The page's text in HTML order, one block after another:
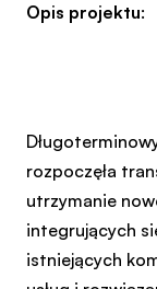
Opis projektu:
rozpoczęła
utrzymanie
integrujących
istniejących